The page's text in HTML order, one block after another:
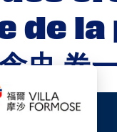
de
史 卷